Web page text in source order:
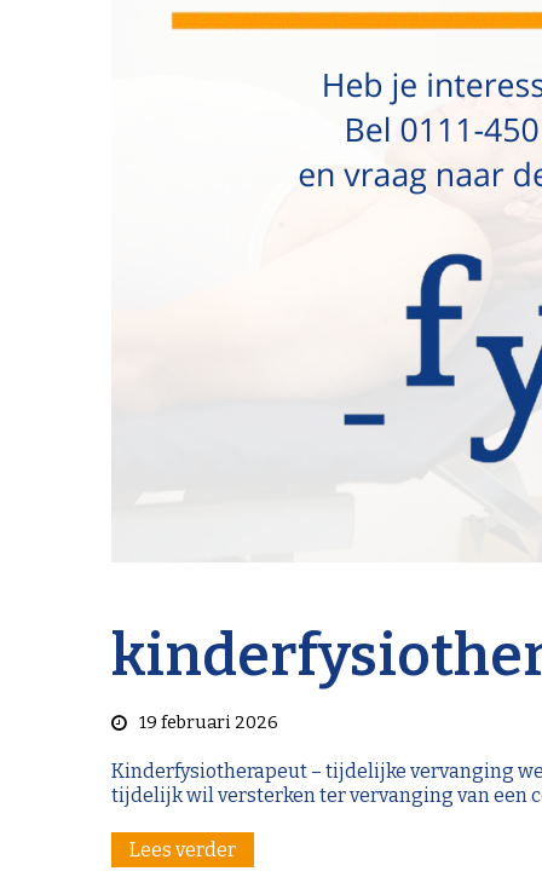
19 februari 2026
Kinderfysiotherapeut – tijdelijke vervanging
tijdelijk wil versterken ter vervanging van een
Lees verder